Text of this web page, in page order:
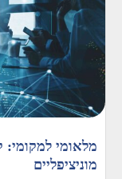
מלאומי
מוניציפליים